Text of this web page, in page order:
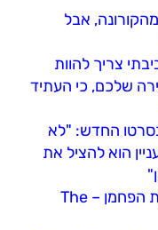
אבל
צריך להוות
שלכם, כי העתיד
בסרטו החדש: "לא
הוא להציל את
המתמטיקה המפחידה של בועת הפחמן – The